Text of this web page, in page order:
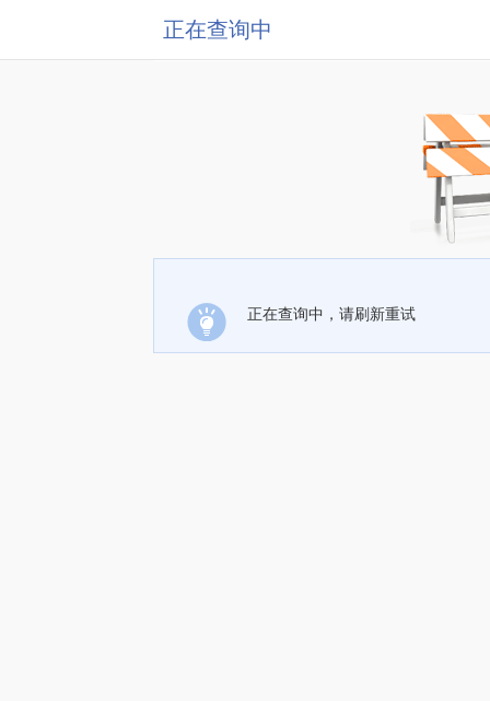
正在查询中
正在查询中，请刷新重试